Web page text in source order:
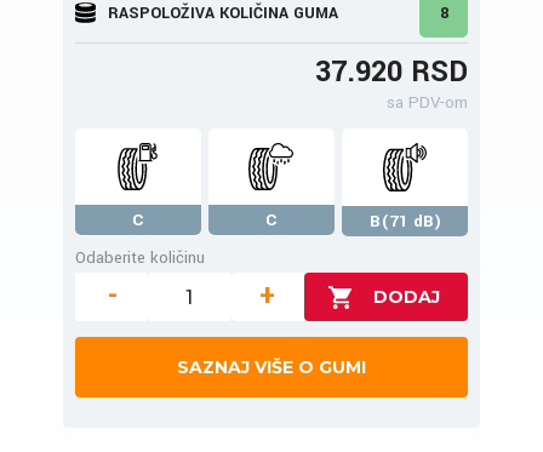
RASPOLOŽIVA KOLIČINA GUMA 8
37.920 RSD
sa PDV-om
C C
B(71 dB)
Odaberite količinu
- +
SAZNAJ VIŠE O GUMI